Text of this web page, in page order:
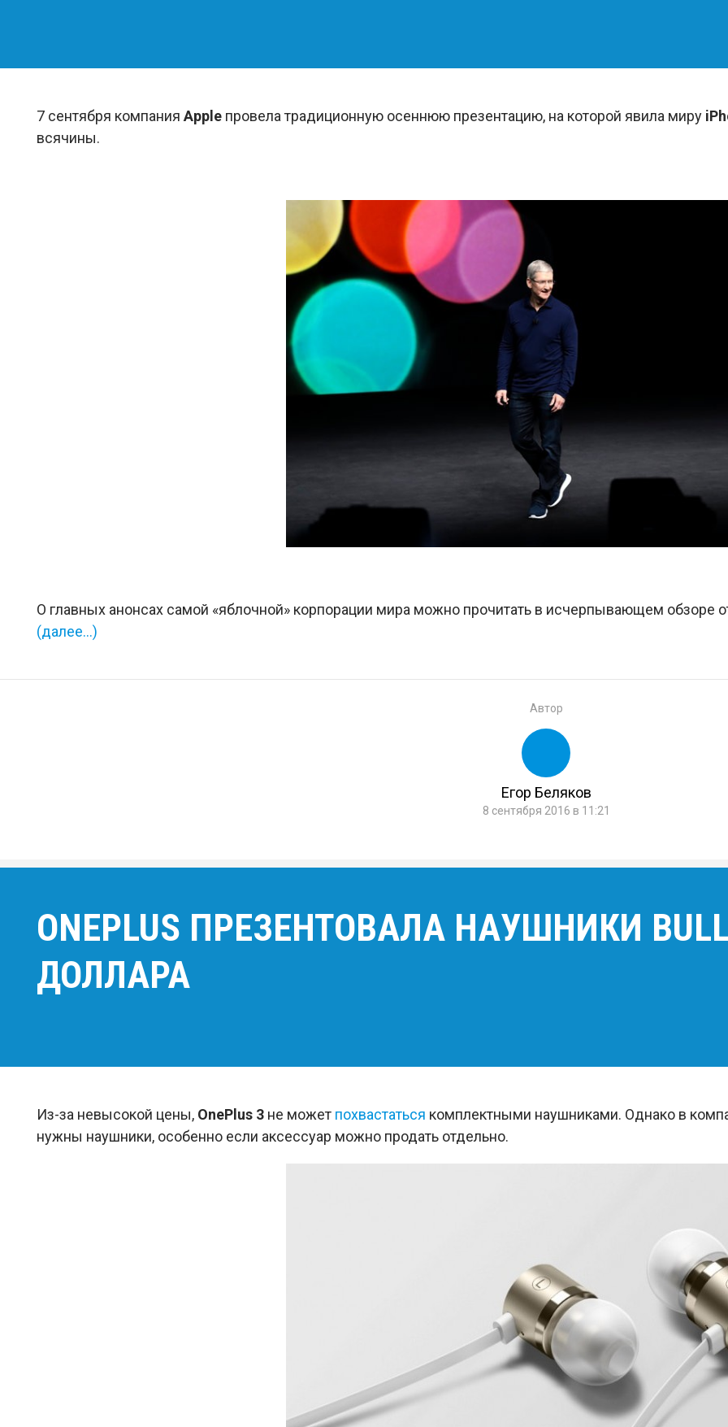
7 сентября компания Apple провела традиционную осеннюю презентацию, на которой явила миру
всячины.
О главных анонсах самой «яблочной» корпорации мира можно прочитать в исчерпывающем обзоре
(далее…)
Автор
Егор Беляков
8 сентября 2016 в 11:21
ONEPLUS ПРЕЗЕНТОВАЛА НАУШНИКИ
ДОЛЛАРА
Из-за невысокой цены, OnePlus 3 не может похвастаться комплектными наушниками. Однако в
нужны наушники, особенно если аксессуар можно продать отдельно.